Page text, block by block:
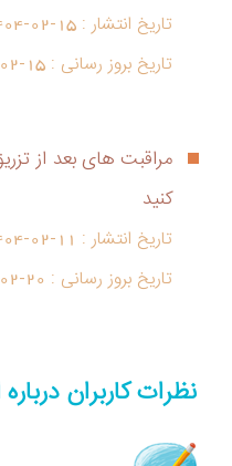
تاریخ انتشار : 02-15
تاریخ بروز رسانی : 15
مراقبت های بعد از
کنید
تاریخ انتشار : 02-11
تاریخ بروز رسانی : 20
نظرات کاربران